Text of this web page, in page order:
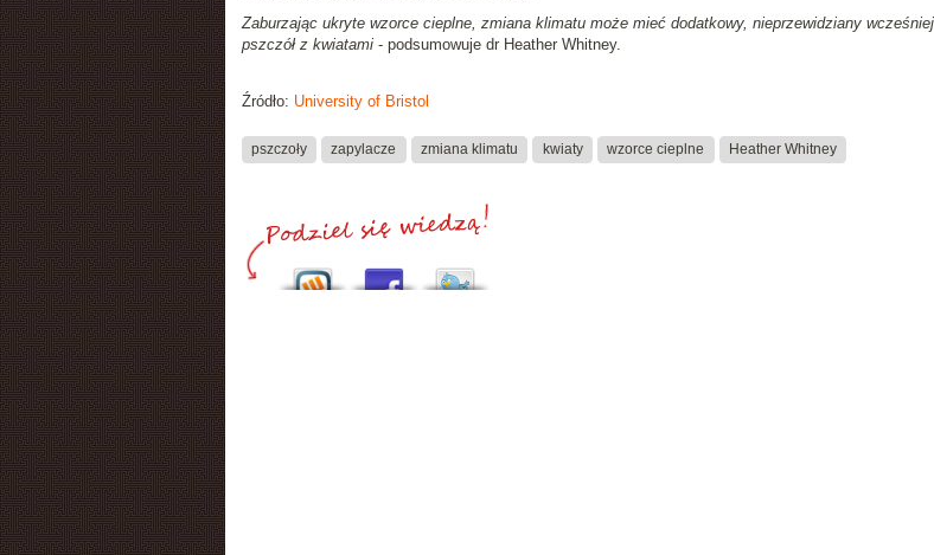
Zaburzając ukryte wzorce cieplne, zmiana klimatu może mieć dodatkowy, nieprzewidziany
pszczół z kwiatami- podsumowuje dr Heather Whitney.
Źródło: University of Bristol
pszczoły zapylacze zmiana klimatu kwiaty wzorce cieplne Heather Whitney